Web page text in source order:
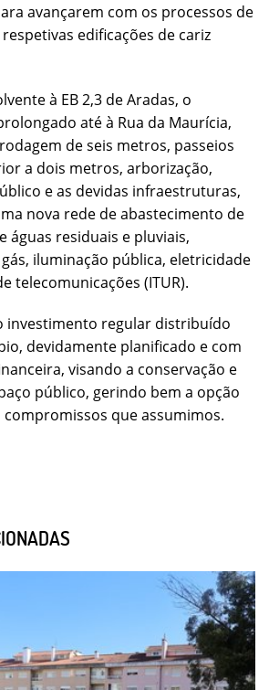
avançarem com os processos de
edificações de cariz
à EB 2,3 de Aradas, o
até à Rua da Maurícia,
de seis metros, passeios
a dois metros, arborização,
e as devidas infraestruturas,
nova rede de abastecimento de
águas residuais e pluviais,
iluminação pública, eletricidade
telecomunicações (ITUR).
investimento regular distribuído
devidamente planificado e com
visando a conservação e
público, gerindo bem a opção
que assumimos.